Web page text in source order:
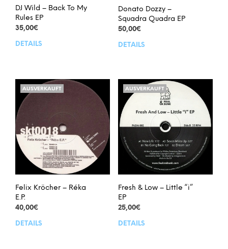
DJ Wild – Back To My
Rules EP
35,00€
DETAILS
Donato Dozzy –
Squadra Quadra EP
50,00€
DETAILS
AUSVERKAUFT
Felix Kröcher – Réka
E.P.
40,00€
DETAILS
AUSVERKAUFT
Fresh & Low – Little “i”
EP
25,00€
DETAILS